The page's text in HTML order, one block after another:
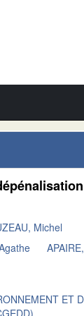
Michel
ET